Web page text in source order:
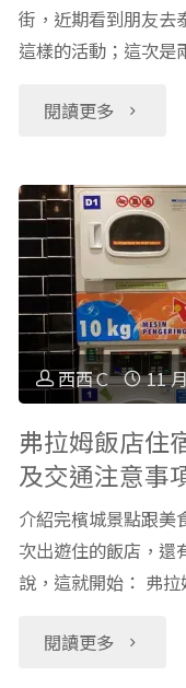
羅
維
納
行
程
簡
介"
街，近期看到朋友去
這樣的活動；這次
閱讀更多
"【曼
文
化
體
驗】
帶
孩
子
體
驗
西西Ｃ 11
弗拉姆飯店住
及交通注意事
介紹完檳城景點跟美
次出遊住的飯店，還
說，這就開始： 弗
閱讀更多
"弗